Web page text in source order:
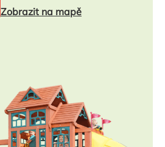
Zobrazit na mapě